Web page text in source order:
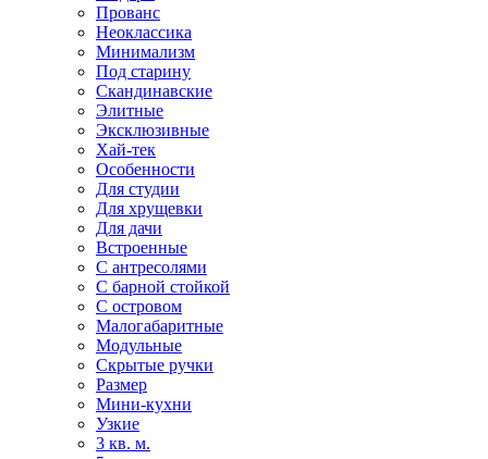
Прованс
Неоклассика
Минимализм
Под старину
Скандинавские
Элитные
Эксклюзивные
Хай-тек
Особенности
Для студии
Для хрущевки
Для дачи
Встроенные
С антресолями
С барной стойкой
С островом
Малогабаритные
Модульные
Скрытые ручки
Размер
Мини-кухни
Узкие
3 кв. м.